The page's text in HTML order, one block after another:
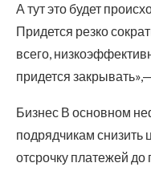
А тут это будет
Придется резко
всего,
придется
Бизнес В основном
подрядчикам снизить
отсрочку платежей до